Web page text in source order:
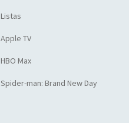
Listas
Apple TV
HBO Max
Spider-man: Brand New Day